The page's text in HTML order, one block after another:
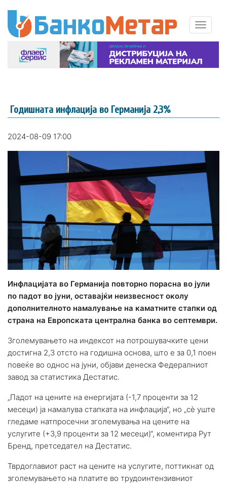
Годишната инфлација во Германија 2,3%
2024-08-09 17:00
Инфлацијата во Германија повторно порасна во јули
по падот во јуни, оставајќи неизвесност околу
дополнителното намалување на каматните стапки од
страна на Европската централна банка во септември.
Зголемувањето на индексот на потрошувачките цени
достигна 2,3 отсто на годишна основа, што е за 0,1 поен
повеќе во однос на јуни, објави денеска Федералниот
завод за статистика Дестатис.
„Падот на цените на енергијата (-1,7 проценти за 12
месеци) ја намалува стапката на инфлација“, но „сè уште
гледаме натпросечни зголемувања на цените на
услугите (+3,9 проценти за 12 месеци)“, коментира Рут
Бренд, претседател на Дестатис.
Тврдоглавиот раст на цените на услугите, поттикнат од
зголемувањето на платите во трудоинтензивниот